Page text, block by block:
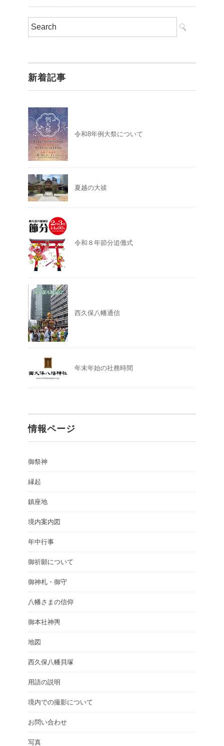
新着記事
令和8年例大祭について
夏越の大祓
令和８年節分追儺式
西久保八幡通信
年末年始の社務時間
情報ページ
御祭神
縁起
鎮座地
境内案内図
年中行事
御祈願について
御神札・御守
八幡さまの信仰
御本社神輿
地図
西久保八幡貝塚
用語の説明
境内での撮影について
お問い合わせ
写真